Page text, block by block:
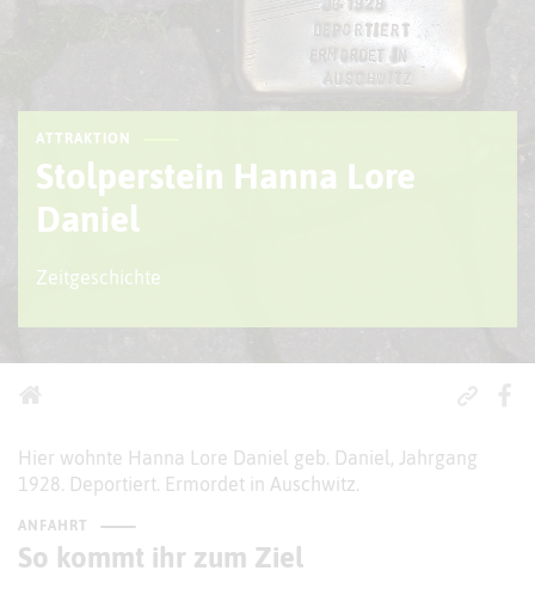
ATTRAKTION
Stolperstein Hanna Lore
Daniel
Zeitgeschichte
Hier wohnte Hanna Lore Daniel geb. Daniel, Jahrgang
1928. Deportiert. Ermordet in Auschwitz.
ANFAHRT
So kommt ihr zum Ziel